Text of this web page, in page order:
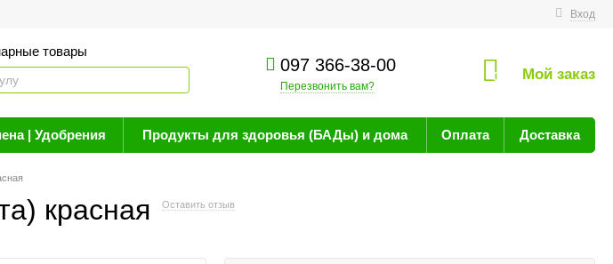
Вход
товары
097 366-38-00
Перезвонить вам?
0 Мой заказ
| Удобрения Продукты для здоровья (БАДы) и дома Оплата Доставка
красная Оставить отзыв